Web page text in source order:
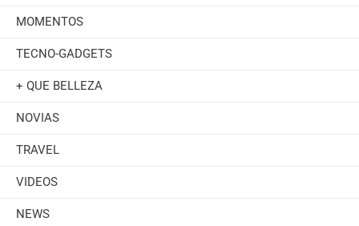
MOMENTOS
TECNO-GADGETS
+ QUE BELLEZA
NOVIAS
TRAVEL
VIDEOS
NEWS